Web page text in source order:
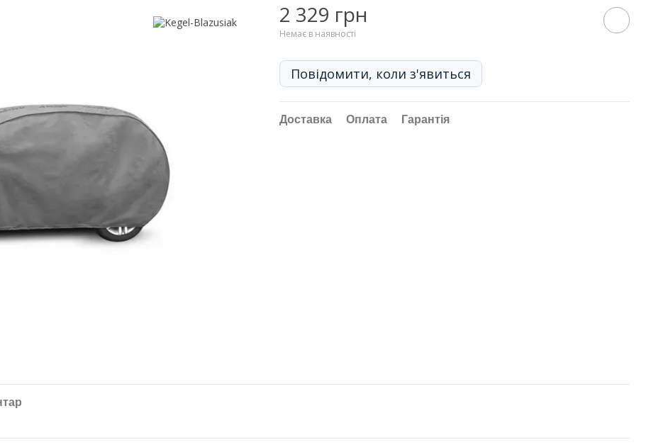
2 329 грн
Немає в наявності
Повідомити, коли з'явиться
Доставка Оплата Гарантія